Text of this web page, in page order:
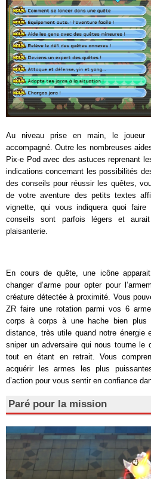
Au niveau prise en main, le
accompagné. Outre les nombreuses
Pix-e Pod avec des astuces reprenant
indications concernant les possibilités
des conseils pour réussir les quêtes,
de votre aventure des petits textes
vignette, qui vous indiquera quoi faire
conseils sont parfois légers et
plaisanterie.
En cours de quête, une icône
changer d’arme pour opter pour
créature détectée à proximité. Vous
ZR faire une rotation parmi vos 6
corps à corps à une hache bien
distance, très utile quand notre énergie
sniper un adversaire qui nous tourne le
tout en étant en retrait. Vous
acquérir les armes les plus
d’action pour vous sentir en confiance
Paré pour la mission